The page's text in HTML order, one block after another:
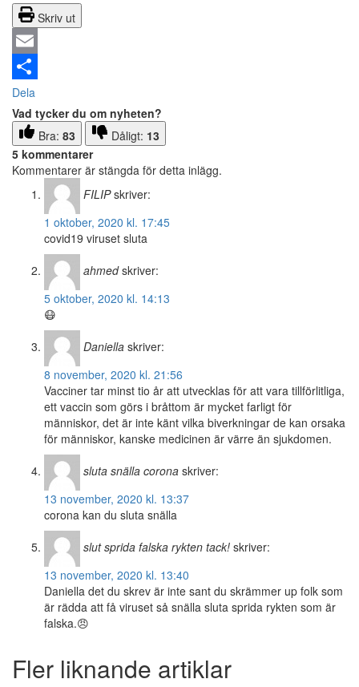
Skriv ut
Email
Dela
Vad tycker du om nyheten?
Bra: 83 Dåligt: 13
5 kommentarer
Kommentarer är stängda för detta inlägg.
FILIP skriver:
1 oktober, 2020 kl. 17:45
covid19 viruset sluta
ahmed skriver:
5 oktober, 2020 kl. 14:13
😷
Daniella skriver:
8 november, 2020 kl. 21:56
Vacciner tar minst tio år att utvecklas för att vara tillförlitliga,
ett vaccin som görs i bråttom är mycket farligt för
människor, det är inte känt vilka biverkningar de kan orsaka
för människor, kanske medicinen är värre än sjukdomen.
sluta snälla corona skriver:
13 november, 2020 kl. 13:37
corona kan du sluta snälla
slut sprida falska rykten tack! skriver:
13 november, 2020 kl. 13:40
Daniella det du skrev är inte sant du skrämmer up folk som
är rädda att få viruset så snälla sluta sprida rykten som är
falska.😠
Fler liknande artiklar